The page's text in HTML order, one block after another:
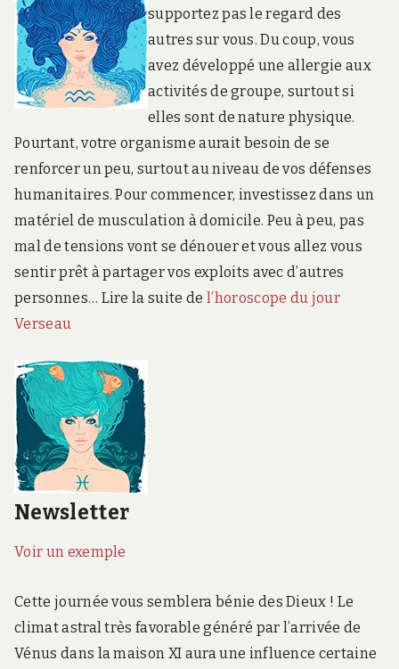
supportez pas le regard des
autres sur vous. Du coup, vous
avez développé une allergie aux
activités de groupe, surtout si
elles sont de nature physique.
Pourtant, votre organisme aurait besoin de se
renforcer un peu, surtout au niveau de vos défenses
humanitaires. Pour commencer, investissez dans un
matériel de musculation à domicile. Peu à peu, pas
mal de tensions vont se dénouer et vous allez vous
sentir prêt à partager vos exploits avec d’autres
personnes… Lire la suite de l’horoscope du jour
Verseau
Newsletter
Voir un exemple
Cette journée vous semblera bénie des Dieux ! Le
climat astral très favorable généré par l’arrivée de
Vénus dans la maison XI aura une influence certaine